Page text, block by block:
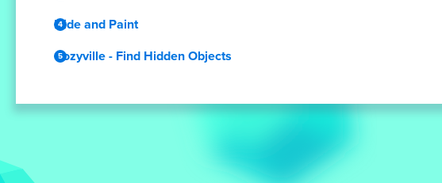
Hide and Paint
Cozyville - Find Hidden Objects